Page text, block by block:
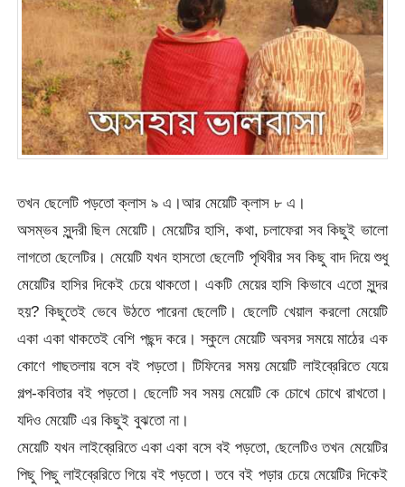
তখন ছেলেটি পড়তো ক্লাস ৯ এ।আর মেয়েটি ক্লাস ৮ এ।
অসম্ভব সুন্দরী ছিল মেয়েটি। মেয়েটির হাসি, কথা, চলাফেরা সব কিছুই ভালো
লাগতো ছেলেটির। মেয়েটি যখন হাসতো ছেলেটি পৃথিবীর সব কিছু বাদ দিয়ে শুধু
মেয়েটির হাসির দিকেই চেয়ে থাকতো। একটি মেয়ের হাসি কিভাবে এতো সুন্দর
হয়? কিছুতেই ভেবে উঠতে পারেনা ছেলেটি। ছেলেটি খেয়াল করলো মেয়েটি
একা একা থাকতেই বেশি পছন্দ করে। স্কুলে মেয়েটি অবসর সময়ে মাঠের এক
কোণে গাছতলায় বসে বই পড়তো। টিফিনের সময় মেয়েটি লাইব্রেরিতে যেয়ে
গল্প-কবিতার বই পড়তো। ছেলেটি সব সময় মেয়েটি কে চোখে চোখে রাখতো।
যদিও মেয়েটি এর কিছুই বুঝতো না।
মেয়েটি যখন লাইব্রেরিতে একা একা বসে বই পড়তো, ছেলেটিও তখন মেয়েটির
পিছু পিছু লাইব্রেরিতে গিয়ে বই পড়তো। তবে বই পড়ার চেয়ে মেয়েটির দিকেই